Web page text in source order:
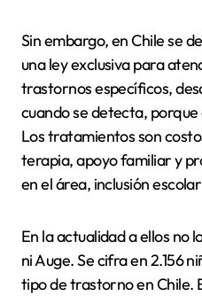
Sin embargo, en Chile se
una ley exclusiva para
trastornos específicos,
cuando se detecta,
Los tratamientos son
terapia, apoyo familiar y
en el área, inclusión
En la actualidad a ellos no
ni Auge. Se cifra en 2.156
tipo de trastorno en Chile.